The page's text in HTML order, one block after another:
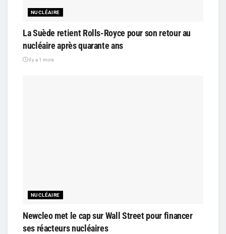
NUCLÉAIRE
La Suède retient Rolls-Royce pour son retour au
nucléaire après quarante ans
il y a 1 mois
NUCLÉAIRE
Newcleo met le cap sur Wall Street pour financer
ses réacteurs nucléaires